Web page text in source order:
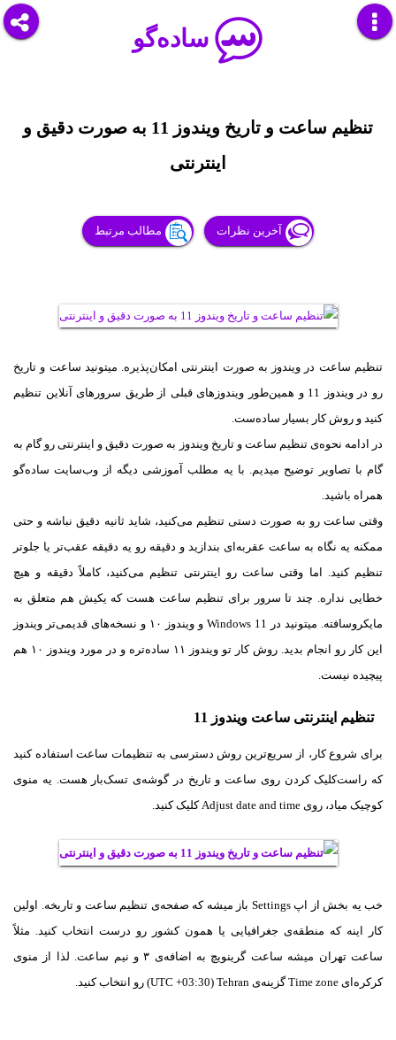
ساده‌گو
تنظیم ساعت و تاریخ ویندوز 11 به صورت دقیق و
اینترنتی
آخرین نظرات مطالب مرتبط
تنظیم ساعت در ویندوز به صورت اینترنتی امکان‌پذیره. میتونید ساعت و تاریخ
رو در ویندوز 11 و همین‌طور ویندوزهای قبلی از طریق سرورهای آنلاین تنظیم
کنید و روش کار بسیار ساده‌ست.
در ادامه نحوه‌ی تنظیم ساعت و تاریخ ویندوز به صورت دقیق و اینترنتی رو گام به
گام با تصاویر توضیح میدیم. با یه مطلب آموزشی دیگه از وب‌سایت ساده‌گو
همراه باشید.
وقتی ساعت رو به صورت دستی تنظیم می‌کنید، شاید ثانیه دقیق نباشه و حتی
ممکنه یه نگاه به ساعت عقربه‌ای بندازید و دقیقه رو یه دقیقه عقب‌تر یا جلوتر
تنظیم کنید. اما وقتی ساعت رو اینترنتی تنظیم می‌کنید، کاملاً دقیقه و هیچ
خطایی نداره. چند تا سرور برای تنظیم ساعت هست که یکیش هم متعلق به
مایکروسافته. میتونید در Windows 11 و ویندوز ۱۰ و نسخه‌های قدیمی‌تر ویندوز
این کار رو انجام بدید. روش کار تو ویندوز ۱۱ ساده‌تره و در مورد ویندوز ۱۰ هم
پیچیده نیست.
تنظیم اینترنتی ساعت ویندوز 11
برای شروع کار، از سریع‌ترین روش دسترسی به تنظیمات ساعت استفاده کنید
که راست‌کلیک کردن روی ساعت و تاریخ در گوشه‌ی تسک‌بار هست. یه منوی
کوچیک میاد، روی Adjust date and time کلیک کنید.
خب یه بخش از اپ Settings باز میشه که صفحه‌ی تنظیم ساعت و تاریخه. اولین
کار اینه که منطقه‌ی جغرافیایی یا همون کشور رو درست انتخاب کنید. مثلاً
ساعت تهران میشه ساعت گرینویچ به اضافه‌ی ۳ و نیم ساعت. لذا از منوی
کرکره‌ای Time zone گزینه‌ی
(UTC +03:30) Tehran رو انتخاب کنید.